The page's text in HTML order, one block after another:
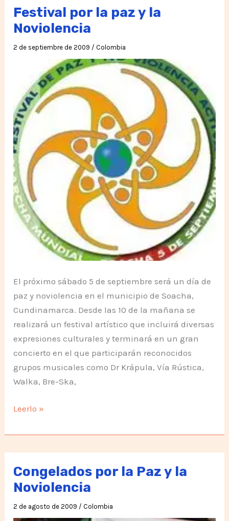
Parque
«Las
Nubes»
Festival por la paz y la
Noviolencia
2 de septiembre de 2009 / Colombia
El próximo sábado 5 de septiembre será un día de
paz y noviolencia en el municipio de Soacha,
Cundinamarca. Desde las 10 de la mañana se
realizará un festival artístico que incluirá diversas
expresiones culturales y terminará en un gran
concierto en el que participarán reconocidos
grupos musicales como Dr Krápula, Vía Rústica,
Walka, Bre-Ska,
Festival
la
paz
y
Noviolencia
Leerlo »
Congelados por la Paz y la
Noviolencia
2 de agosto de 2009 / Colombia